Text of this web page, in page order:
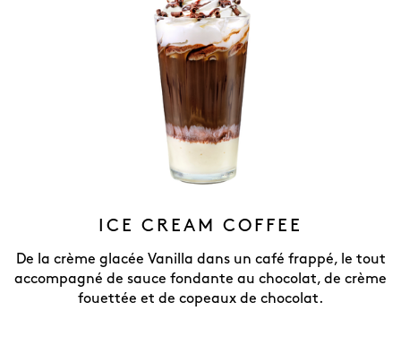
ICE CREAM COFFEE
De la crème glacée Vanilla dans un café frappé, le tout
accompagné de sauce fondante au chocolat, de crème
fouettée et de copeaux de chocolat.